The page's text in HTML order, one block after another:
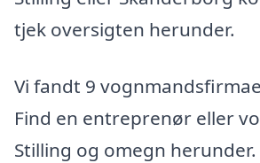
tjek oversigten herunder.
Vi fandt 9
Find en entreprenør eller
Stilling og omegn herunder.